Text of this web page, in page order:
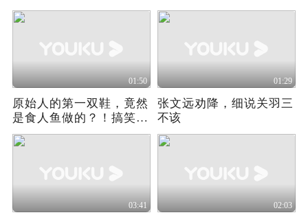
01:50
原始人的第一双鞋，竟然
是食人鱼做的？！搞笑动
画电影
01:29
张文远劝降，细说关羽三
不该
03:41 02:03